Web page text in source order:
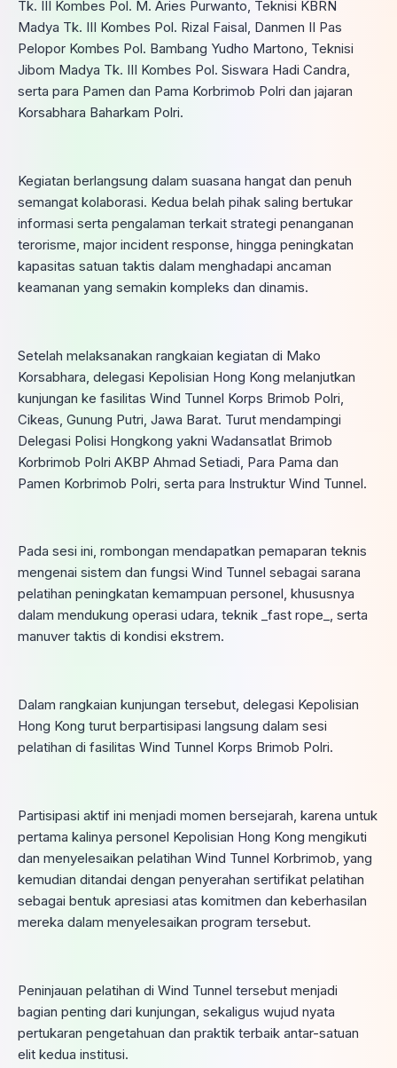
Tk. III Kombes Pol. M. Aries Purwanto, Teknisi KBRN
Madya Tk. III Kombes Pol. Rizal Faisal, Danmen II Pas
Pelopor Kombes Pol. Bambang Yudho Martono, Teknisi
Jibom Madya Tk. III Kombes Pol. Siswara Hadi Candra,
serta para Pamen dan Pama Korbrimob Polri dan jajaran
Korsabhara Baharkam Polri.
Kegiatan berlangsung dalam suasana hangat dan penuh
semangat kolaborasi. Kedua belah pihak saling bertukar
informasi serta pengalaman terkait strategi penanganan
terorisme, major incident response, hingga peningkatan
kapasitas satuan taktis dalam menghadapi ancaman
keamanan yang semakin kompleks dan dinamis.
Setelah melaksanakan rangkaian kegiatan di Mako
Korsabhara, delegasi Kepolisian Hong Kong melanjutkan
kunjungan ke fasilitas Wind Tunnel Korps Brimob Polri,
Cikeas, Gunung Putri, Jawa Barat. Turut mendampingi
Delegasi Polisi Hongkong yakni Wadansatlat Brimob
Korbrimob Polri AKBP Ahmad Setiadi, Para Pama dan
Pamen Korbrimob Polri, serta para Instruktur Wind Tunnel.
Pada sesi ini, rombongan mendapatkan pemaparan teknis
mengenai sistem dan fungsi Wind Tunnel sebagai sarana
pelatihan peningkatan kemampuan personel, khususnya
dalam mendukung operasi udara, teknik _fast rope_, serta
manuver taktis di kondisi ekstrem.
Dalam rangkaian kunjungan tersebut, delegasi Kepolisian
Hong Kong turut berpartisipasi langsung dalam sesi
pelatihan di fasilitas Wind Tunnel Korps Brimob Polri.
Partisipasi aktif ini menjadi momen bersejarah, karena untuk
pertama kalinya personel Kepolisian Hong Kong mengikuti
dan menyelesaikan pelatihan Wind Tunnel Korbrimob, yang
kemudian ditandai dengan penyerahan sertifikat pelatihan
sebagai bentuk apresiasi atas komitmen dan keberhasilan
mereka dalam menyelesaikan program tersebut.
Peninjauan pelatihan di Wind Tunnel tersebut menjadi
bagian penting dari kunjungan, sekaligus wujud nyata
pertukaran pengetahuan dan praktik terbaik antar-satuan
elit kedua institusi.